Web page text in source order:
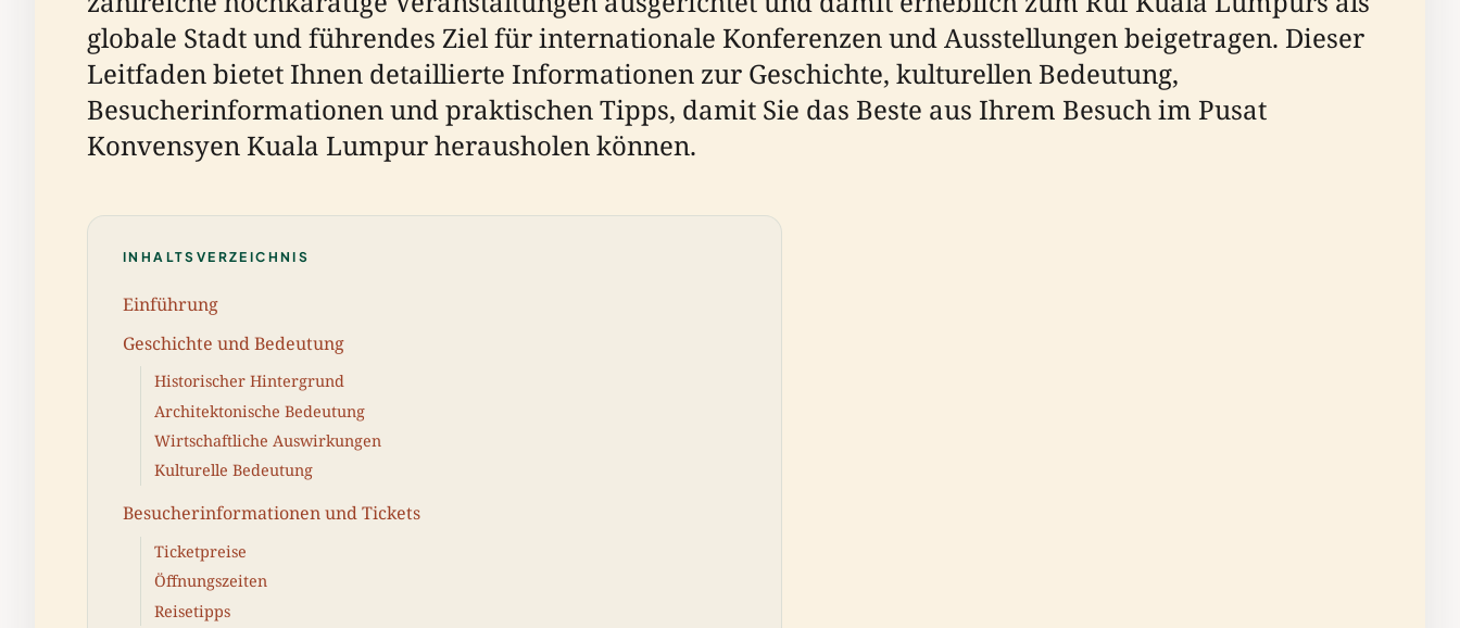
globale Stadt und führendes Ziel für internationale Konferenzen und Ausstellungen beigetragen. Dieser
Leitfaden bietet Ihnen detaillierte Informationen zur Geschichte, kulturellen Bedeutung,
Besucherinformationen und praktischen Tipps, damit Sie das Beste aus Ihrem Besuch im Pusat
Konvensyen Kuala Lumpur herausholen können.
INHALTSVERZEICHNIS
Einführung
Geschichte und Bedeutung
Historischer Hintergrund
Architektonische Bedeutung
Wirtschaftliche Auswirkungen
Kulturelle Bedeutung
Besucherinformationen und Tickets
Ticketpreise
Öffnungszeiten
Reisetipps